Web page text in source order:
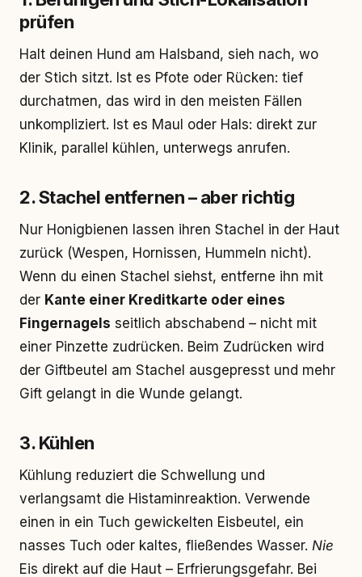
prüfen
Halt deinen Hund am Halsband, sieh nach, wo
der Stich sitzt. Ist es Pfote oder Rücken: tief
durchatmen, das wird in den meisten Fällen
unkompliziert. Ist es Maul oder Hals: direkt zur
Klinik, parallel kühlen, unterwegs anrufen.
2. Stachel entfernen – aber richtig
Nur Honigbienen lassen ihren Stachel in der Haut
zurück (Wespen, Hornissen, Hummeln nicht).
Wenn du einen Stachel siehst, entferne ihn mit
der Kante einer Kreditkarte oder eines
Fingernagels seitlich abschabend – nicht mit
einer Pinzette zudrücken. Beim Zudrücken wird
der Giftbeutel am Stachel ausgepresst und mehr
Gift gelangt in die Wunde gelangt.
3. Kühlen
Kühlung reduziert die Schwellung und
verlangsamt die Histaminreaktion. Verwende
einen in ein Tuch gewickelten Eisbeutel, ein
nasses Tuch oder kaltes, fließendes Wasser. Nie
Eis direkt auf die Haut – Erfrierungsgefahr. Bei